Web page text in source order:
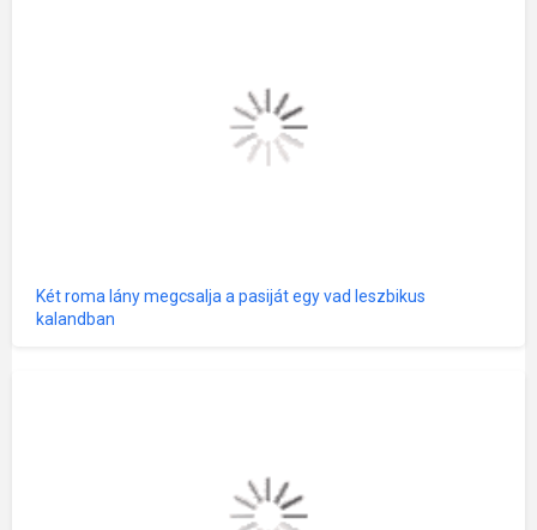
Két roma lány megcsalja a pasiját egy vad leszbikus
kalandban